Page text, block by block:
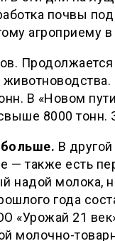
почвы
агроприему
В «Новом
8000 тонн.
В
— также есть
надой молока,
года
«Урожай 21
молочно-